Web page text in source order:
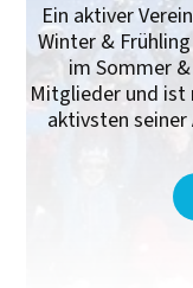
Ein aktiver
Winter &
im Sommer
Mitglieder und ist
aktivsten seiner